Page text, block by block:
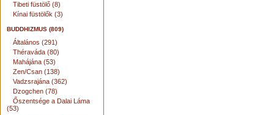
Tibeti füstölő (8)
Kínai füstölők (3)
BUDDHIZMUS (809)
Általános (291)
Théraváda (80)
Mahájána (53)
Zen/Csan (138)
Vadzsrajána (362)
Dzogchen (78)
Őszentsége a Dalai Láma
(53)